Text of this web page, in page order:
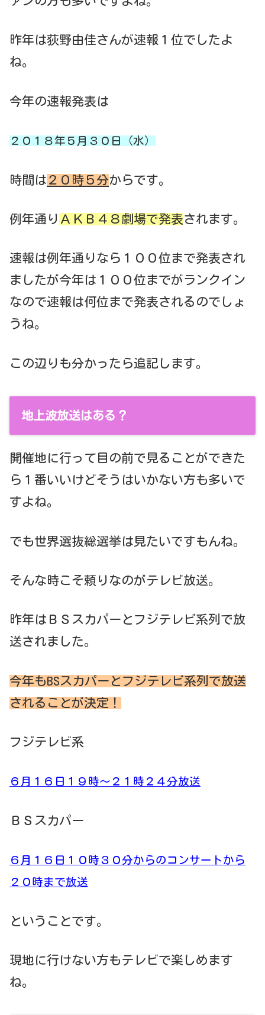
昨年は荻野由佳さんが速報１位でしたよ
ね。
今年の速報発表は
２０１８年５月３０日（水）
時間は ２０時５分からです。
例年通り ＡＫＢ４８劇場で発表されます。
速報は例年通りなら１００位まで発表され
ましたが今年は１００位までがランクイン
なので速報は何位まで発表されるのでしょ
うね。
この辺りも分かったら追記します。
地上波放送はある？
開催地に行って目の前で見ることができた
ら１番いいけどそうはいかない方も多いで
すよね。
でも世界選抜総選挙は見たいですもんね。
そんな時こそ頼りなのがテレビ放送。
昨年はＢＳスカパーとフジテレビ系列で放
送されました。
今年もBSスカパーとフジテレビ系列で放送
されることが決定！
フジテレビ系
６月１６日１９時～２１時２４分放送
ＢＳスカパー
６月１６日１０時３０分からのコンサートから
２０時まで放送
ということです。
現地に行けない方もテレビで楽しめます
ね。